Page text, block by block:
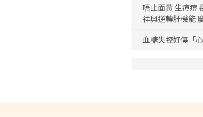
唔止面黃 生痘痘
祥興逆轉肝機能
血糖失控好傷「